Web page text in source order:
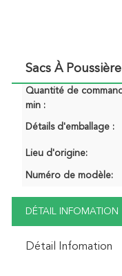
Sacs À
Quantité de
min :
Détails d'emballage :
Lieu d'origine:
Numéro de modèle:
DÉTAIL INFOMATION
Détail Infomation